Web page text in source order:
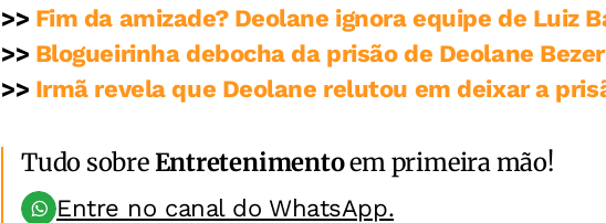
>> Fim da amizade? Deolane ignora equipe de Luiz
>> Blogueirinha debocha da prisão de Deolane
>> Irmã revela que Deolane relutou em deixar a
Tudo sobreEntretenimentoem primeira mão!
Entre no canal do WhatsApp.